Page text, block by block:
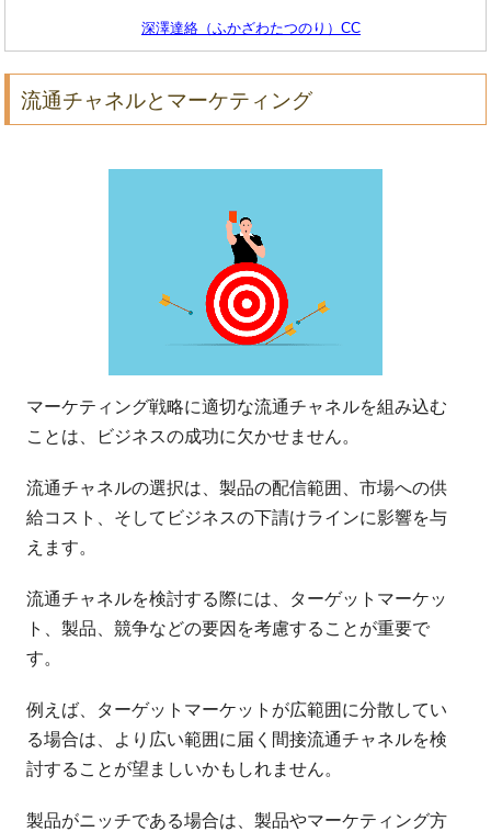
深澤達絡（ふかざわたつのり）CC
流通チャネルとマーケティング
マーケティング戦略に適切な流通チャネルを組み込む
ことは、ビジネスの成功に欠かせません。
流通チャネルの選択は、製品の配信範囲、市場への供
給コスト、そしてビジネスの下請けラインに影響を与
えます。
流通チャネルを検討する際には、ターゲットマーケッ
ト、製品、競争などの要因を考慮することが重要で
す。
例えば、ターゲットマーケットが広範囲に分散してい
る場合は、より広い範囲に届く間接流通チャネルを検
討することが望ましいかもしれません。
製品がニッチである場合は、製品やマーケティング方